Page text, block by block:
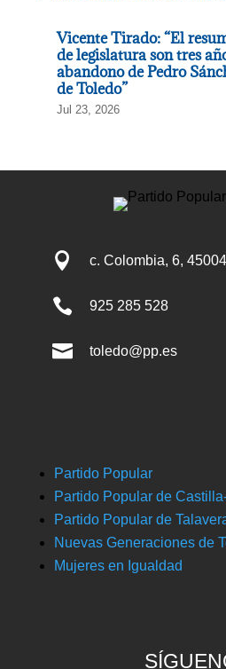
Vicente Tirado: “El
de legislatura son tres
abandono de Pedro
de Toledo”
Jul 23, 2026
 c. Colombia, 6,
 925 285 528
 toledo@pp.es
Partido Popular
Partido Popular de
Partido Popular de
Nuevas Generaciones de
Mujeres en Igualdad